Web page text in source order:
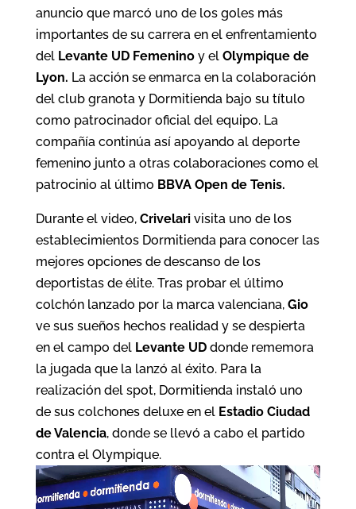
anuncio que marcó uno de los goles más
importantes de su carrera en el enfrentamiento
del Levante UD Femeninoy elOlympique de
Lyon. La acción se enmarca en la colaboración
del club granota y Dormitienda bajo su título
como patrocinador oficial del equipo. La
compañía continúa así apoyando al deporte
femenino junto a otras colaboraciones como el
patrocinio al último BBVA Open de Tenis.
Durante el video, Crivelari visita uno de los
establecimientos Dormitienda para conocer las
mejores opciones de descanso de los
deportistas de élite. Tras probar el último
colchón lanzado por la marca valenciana,Gio
ve sus sueños hechos realidad y se despierta
en el campo del Levante UDdonde rememora
la jugada que la lanzó al éxito. Para la
realización del spot, Dormitienda instaló uno
de sus colchones deluxe en el Estadio Ciudad
de Valencia, donde se llevó a cabo el partido
contra el Olympique.